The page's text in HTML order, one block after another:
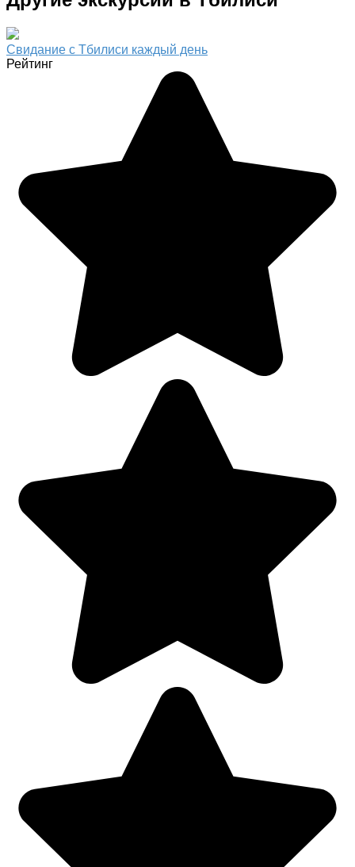
Свидание с Тбилиси каждый день
Рейтинг